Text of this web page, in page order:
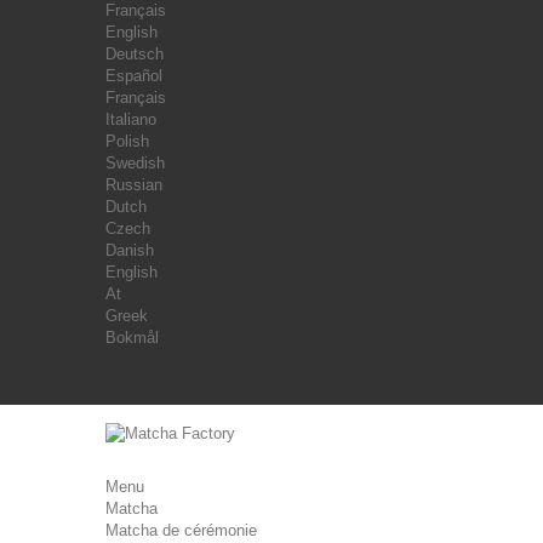
Français
English
Deutsch
Español
Français
Italiano
Polish
Swedish
Russian
Dutch
Czech
Danish
English
At
Greek
Bokmål
Menu
Matcha
Matcha de cérémonie